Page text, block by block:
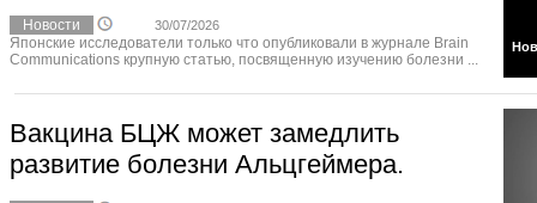
Новости 30/07/2026
Японские исследователи только что опубликовали в журнале Brain
Communications крупную статью, посвященную изучению болезни ...
Вакцина БЦЖ может замедлить
развитие болезни Альцгеймера.